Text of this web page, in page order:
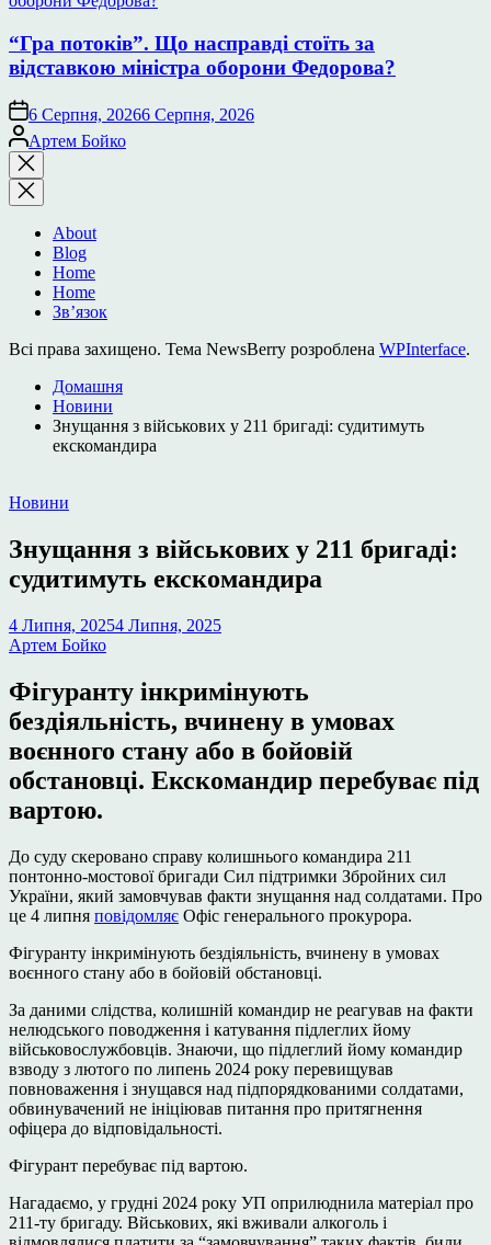
“Гра потоків”. Що насправді стоїть за
відставкою міністра оборони Федорова?
6 Серпня, 20266 Серпня, 2026
Опубліковано
Артем Бойко
Закрити
пошук
About
Blog
Home
Home
Зв’язок
Всі права захищено. Тема NewsBerry розроблена WPInterface.
Домашня
Новини
Знущання з військових у 211 бригаді: судитимуть
екскомандира
Опублікувати
Новини
Знущання з військових у 211 бригаді:
судитимуть екскомандира
4 Липня, 20254 Липня, 2025
Артем Бойко
Фігуранту інкримінують
бездіяльність, вчинену в умовах
воєнного стану або в бойовій
обстановці. Екскомандир перебуває під
вартою.
До суду скеровано справу колишнього командира 211
понтонно-мостової бригади Сил підтримки Збройних сил
України, який замовчував факти знущання над солдатами. Про
це 4 липня повідомляє Офіс генерального прокурора.
Фігуранту інкримінують бездіяльність, вчинену в умовах
воєнного стану або в бойовій обстановці.
За даними слідства, колишній командир не реагував на факти
нелюдського поводження і катування підлеглих йому
військовослужбовців. Знаючи, що підлеглий йому командир
взводу з лютого по липень 2024 року перевищував
повноваження і знущався над підпорядкованими солдатами,
обвинувачений не ініціював питання про притягнення
офіцера до відповідальності.
Фігурант перебуває під вартою.
Нагадаємо, у грудні 2024 року УП оприлюднила матеріал про
211-ту бригаду. Вйськових, які вживали алкоголь і